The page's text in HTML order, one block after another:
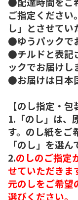
ご指定ください
し」とさせてい
●ゆうパックで
●チルドと表記
ックでお届けし
●お届けは日本
【のし指定・包
1.「のし」は、
す。のし紙をご
「のし」を選ん
2.のしのご指定
せていただきま
元のしをご希望
選びください。